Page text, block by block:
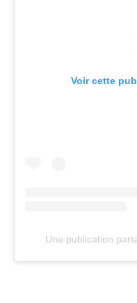
Voir cette
Une publication